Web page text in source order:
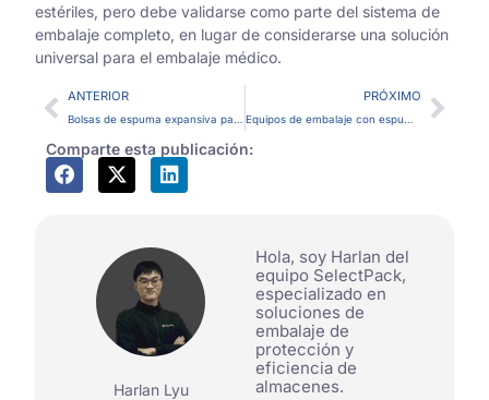
estériles, pero debe validarse como parte del sistema de
embalaje completo, en lugar de considerarse una solución
universal para el embalaje médico.
ANTERIOR
Bolsas de espuma expansiva para productos químicos: preguntas para compradores sobre manipulación, almacenamiento y pedidos.
PRÓXIMO
Equipos de embalaje con espuma inyectada: Verificaciones en el sitio antes de solicitar un presupuesto.
Comparte esta publicación:
Harlan Lyu
Hola, soy Harlan del
equipo SelectPack,
especializado en
soluciones de
embalaje de
protección y
eficiencia de
almacenes.